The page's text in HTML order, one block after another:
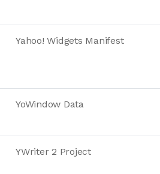
Yahoo! Widgets Manifest
YoWindow Data
YWriter 2 Project